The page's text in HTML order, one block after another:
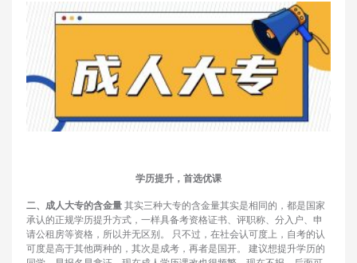
学历提升，首选优课
二、成人大专的含金量 其实三种大专的含金量其实是相同的，都是国家
承认的正规学历提升方式，一样具备考资格证书、评职称、分入户、申
请公租房等资格，所以并无区别。 只不过，在社会认可度上，自考的认
可度是高于其他两种的，其次是成考，再者是国开。 建议想提升学历的